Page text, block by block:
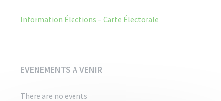
Information Élections – Carte Électorale
EVENEMENTS A VENIR
There are no events